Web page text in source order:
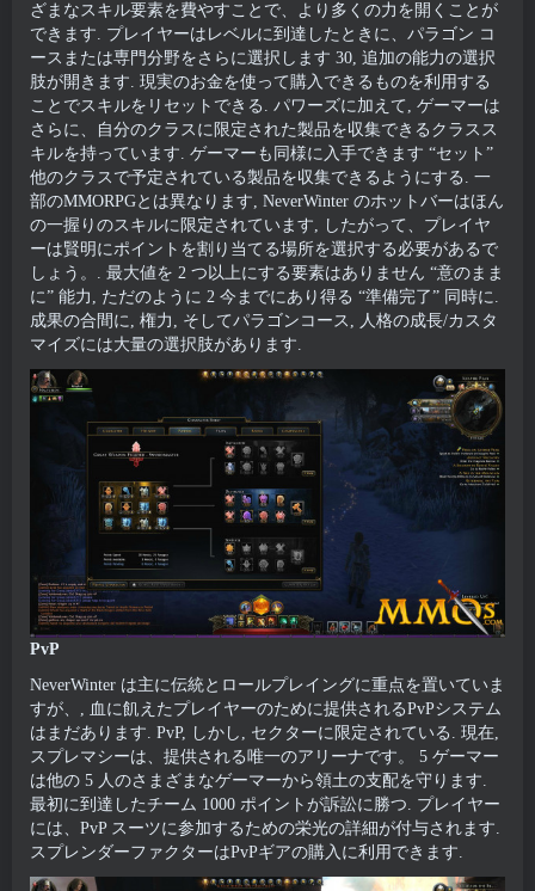
ざまなスキル要素を費やすことで、より多くの力を開くことが
できます. プレイヤーはレベルに到達したときに、パラゴン コ
ースまたは専門分野をさらに選択します 30, 追加の能力の選択
肢が開きます. 現実のお金を使って購入できるものを利用する
ことでスキルをリセットできる. パワーズに加えて, ゲーマーは
さらに、自分のクラスに限定された製品を収集できるクラスス
キルを持っています. ゲーマーも同様に入手できます “セット”
他のクラスで予定されている製品を収集できるようにする. 一
部のMMORPGとは異なります, NeverWinter のホットバーはほん
の一握りのスキルに限定されています, したがって、プレイヤ
ーは賢明にポイントを割り当てる場所を選択する必要があるで
しょう。. 最大値を 2 つ以上にする要素はありません “意のまま
に” 能力, ただのように 2 今までにあり得る “準備完了” 同時に.
成果の合間に, 権力, そしてパラゴンコース, 人格の成長/カスタ
マイズには大量の選択肢があります.
PvP
NeverWinter は主に伝統とロールプレイングに重点を置いていま
すが、, 血に飢えたプレイヤーのために提供されるPvPシステム
はまだあります. PvP, しかし, セクターに限定されている. 現在,
スプレマシーは、提供される唯一のアリーナです。 5 ゲーマー
は他の 5 人のさまざまなゲーマーから領土の支配を守ります.
最初に到達したチーム 1000 ポイントが訴訟に勝つ. プレイヤー
には、PvP スーツに参加するための栄光の詳細が付与されます.
スプレンダーファクターはPvPギアの購入に利用できます.